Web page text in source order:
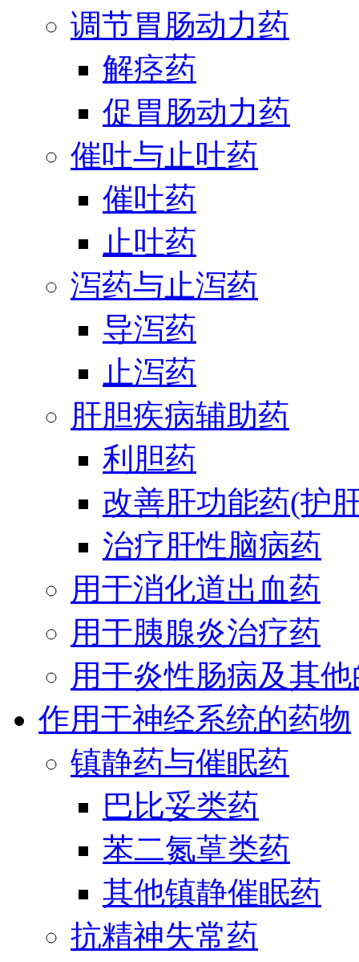
调节胃肠动力药
解痉药
促胃肠动力药
催吐与止吐药
催吐药
止吐药
泻药与止泻药
导泻药
止泻药
肝胆疾病辅助药
利胆药
改善肝功能药(护
治疗肝性脑病药
用于消化道出血药
用于胰腺炎治疗药
用于炎性肠病及其
作用于神经系统的药物
镇静药与催眠药
巴比妥类药
苯二氮䓬类药
其他镇静催眠药
抗精神失常药